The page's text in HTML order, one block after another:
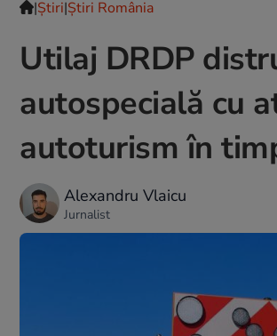
|Ştiri|Știri România
Utilaj DRDP
autospecială cu
autoturism în
Alexandru Vlaicu
Jurnalist